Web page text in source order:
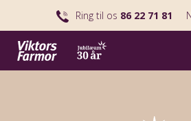
Ring til os 86 22 71 81